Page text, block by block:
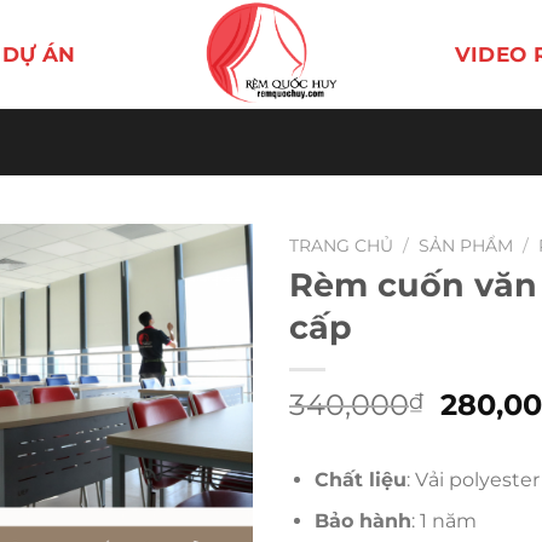
DỰ ÁN VIDEO
TRANG CHỦ / SẢN PHẨM /
Rèm cuốn
cấp
340,000₫
Giá
Chất liệu: Vải polyester
Bảo hành: 1 năm